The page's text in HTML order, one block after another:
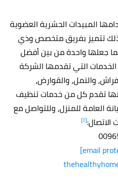
المبيدات الحشرية العضوية
تتميز بفريق متخصص وذي
جعلها واحدة من بين أفضل
التي تقدمها الشركة
والنمل، والقوارض،
تقدم كل من خدمات تنظيف
العامة للمنزل، وللتواصل مع
[١]